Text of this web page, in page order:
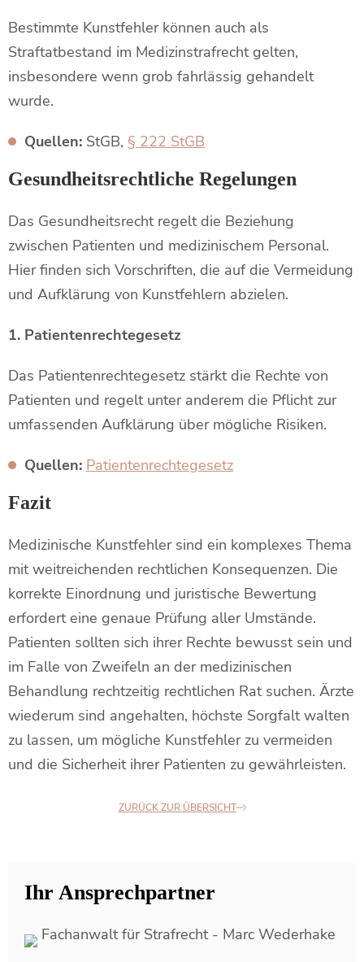
Bestimmte Kunstfehler können auch als
Straftatbestand im Medizinstrafrecht gelten,
insbesondere wenn grob fahrlässig gehandelt
wurde.
Quellen: StGB, § 222 StGB
Gesundheitsrechtliche Regelungen
Das Gesundheitsrecht regelt die Beziehung
zwischen Patienten und medizinischem Personal.
Hier finden sich Vorschriften, die auf die Vermeidung
und Aufklärung von Kunstfehlern abzielen.
1. Patientenrechtegesetz
Das Patientenrechtegesetz stärkt die Rechte von
Patienten und regelt unter anderem die Pflicht zur
umfassenden Aufklärung über mögliche Risiken.
Quellen: Patientenrechtegesetz
Fazit
Medizinische Kunstfehler sind ein komplexes Thema
mit weitreichenden rechtlichen Konsequenzen. Die
korrekte Einordnung und juristische Bewertung
erfordert eine genaue Prüfung aller Umstände.
Patienten sollten sich ihrer Rechte bewusst sein und
im Falle von Zweifeln an der medizinischen
Behandlung rechtzeitig rechtlichen Rat suchen. Ärzte
wiederum sind angehalten, höchste Sorgfalt walten
zu lassen, um mögliche Kunstfehler zu vermeiden
und die Sicherheit ihrer Patienten zu gewährleisten.
ZURÜCK ZUR ÜBERSICHT
Ihr Ansprechpartner